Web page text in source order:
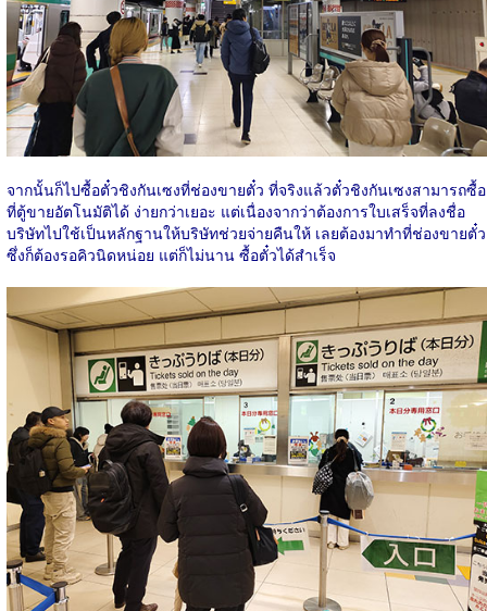
จากนั้นก็ไปซื้อตั๋วชิงกันเซงที่ช่องขายตั๋ว ที่จริงแล้วตั๋วชิงกันเซงสามารถซื้อ
ที่ตู้ขายอัตโนมัติได้ ง่ายกว่าเยอะ แต่เนื่องจากว่าต้องการใบเสร็จที่ลงชื่อ
บริษัทไปใช้เป็นหลักฐานให้บริษัทช่วยจ่ายคืนให้ เลยต้องมาทำที่ช่องขายตั๋ว
ซึ่งก็ต้องรอคิวนิดหน่อย แต่ก็ไม่นาน ซื้อตั๋วได้สำเร็จ